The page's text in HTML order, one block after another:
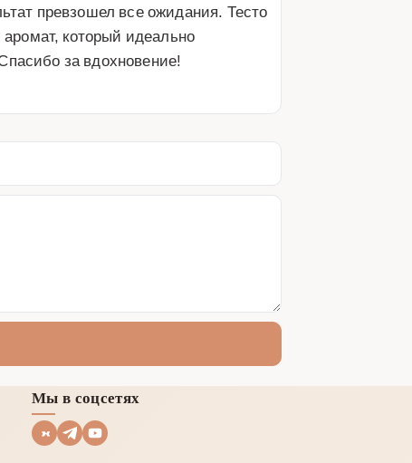
превзошел все ожидания. Тесто
аромат, который идеально
за вдохновение!
Мы в соцсетях